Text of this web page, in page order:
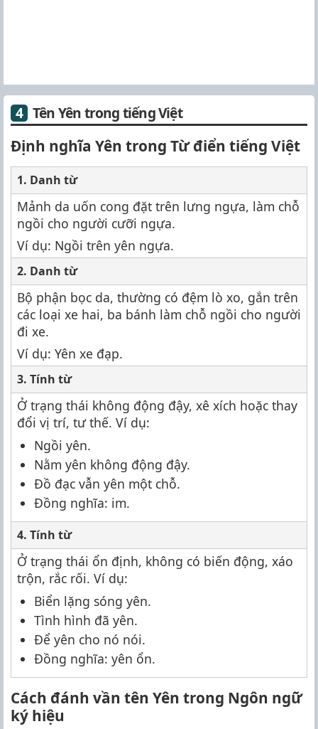
Tên Yên trong tiếng Việt
Định nghĩa Yên trong Từ điển tiếng Việt
1. Danh từ
Mảnh da uốn cong đặt trên lưng ngựa, làm chỗ
ngồi cho người cưỡi ngựa.
Ví dụ: Ngồi trên yên ngựa.
2. Danh từ
Bộ phận bọc da, thường có đệm lò xo, gắn trên
các loại xe hai, ba bánh làm chỗ ngồi cho người
đi xe.
Ví dụ: Yên xe đạp.
3. Tính từ
Ở trạng thái không động đậy, xê xích hoặc thay
đổi vị trí, tư thế. Ví dụ:
Ngồi yên.
Nằm yên không động đậy.
Đồ đạc vẫn yên một chỗ.
Đồng nghĩa: im.
4. Tính từ
Ở trạng thái ổn định, không có biến động, xáo
trộn, rắc rối. Ví dụ:
Biển lặng sóng yên.
Tình hình đã yên.
Để yên cho nó nói.
Đồng nghĩa: yên ổn.
Cách đánh vần tên Yên trong Ngôn ngữ
ký hiệu